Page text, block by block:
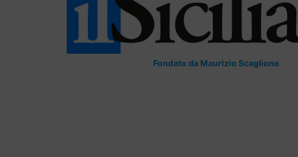
Fondato da Maurizio Scaglione